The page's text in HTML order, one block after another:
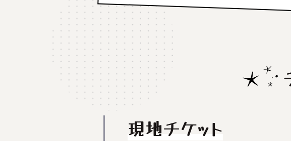
現地チケット